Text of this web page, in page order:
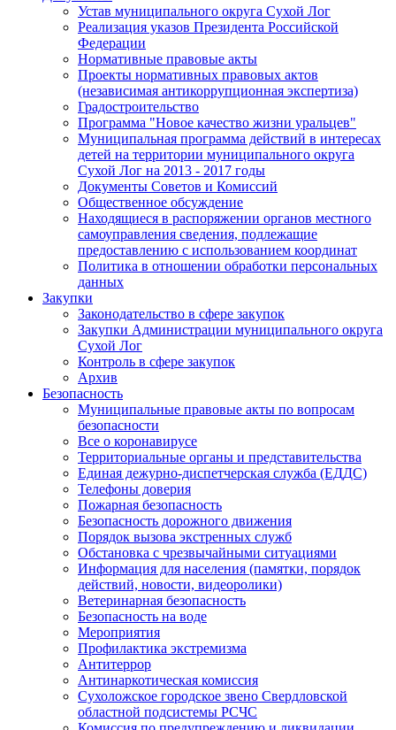
Устав муниципального округа Сухой Лог
Реализация указов Президента Российской
Федерации
Нормативные правовые акты
Проекты нормативных правовых актов
(независимая антикоррупционная экспертиза)
Градостроительство
Программа "Новое качество жизни уральцев"
Муниципальная программа действий в интересах
детей на территории муниципального округа
Сухой Лог на 2013 - 2017 годы
Документы Советов и Комиссий
Общественное обсуждение
Находящиеся в распоряжении органов местного
самоуправления сведения, подлежащие
предоставлению с использованием координат
Политика в отношении обработки персональных
данных
Закупки
Законодательство в сфере закупок
Закупки Администрации муниципального округа
Сухой Лог
Контроль в сфере закупок
Архив
Безопасность
Муниципальные правовые акты по вопросам
безопасности
Все о коронавирусе
Территориальные органы и представительства
Единая дежурно-диспетчерская служба (ЕДДС)
Телефоны доверия
Пожарная безопасность
Безопасность дорожного движения
Порядок вызова экстренных служб
Обстановка с чрезвычайными ситуациями
Информация для населения (памятки, порядок
действий, новости, видеоролики)
Ветеринарная безопасность
Безопасность на воде
Мероприятия
Профилактика экстремизма
Антитеррор
Антинаркотическая комиссия
Сухоложское городское звено Свердловской
областной подсистемы РСЧС